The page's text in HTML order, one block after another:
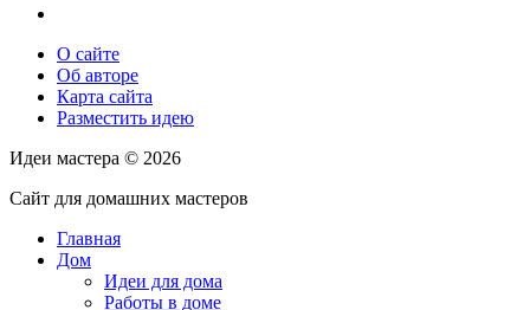
О сайте
Об авторе
Карта сайта
Разместить идею
Идеи мастера © 2026
Сайт для домашних мастеров
Главная
Дом
Идеи для дома
Работы в доме